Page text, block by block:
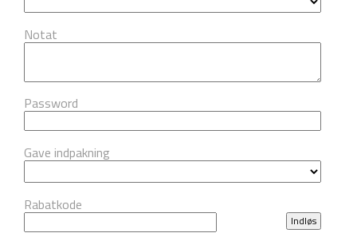
Notat
Password
Gave indpakning
Rabatkode